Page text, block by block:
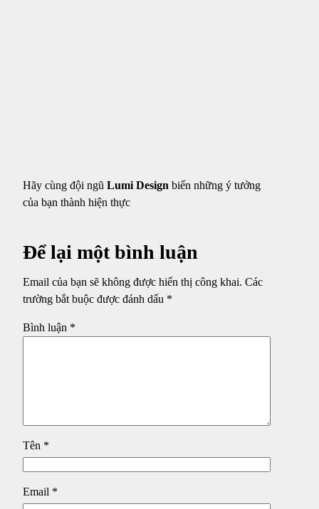
Hãy cùng đội ngũ Lumi Design biến những ý tưởng
của bạn thành hiện thực
Để lại một bình luận
Email của bạn sẽ không được hiển thị công khai. Các
trường bắt buộc được đánh dấu *
Bình luận *
Tên *
Email *